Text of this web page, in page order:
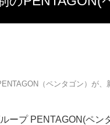
（ペンタゴン）が、
ープ PENTAGON(ペ